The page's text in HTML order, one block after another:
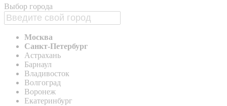
Выбор города
Москва
Санкт-Петербург
Астрахань
Барнаул
Владивосток
Волгоград
Воронеж
Екатеринбург